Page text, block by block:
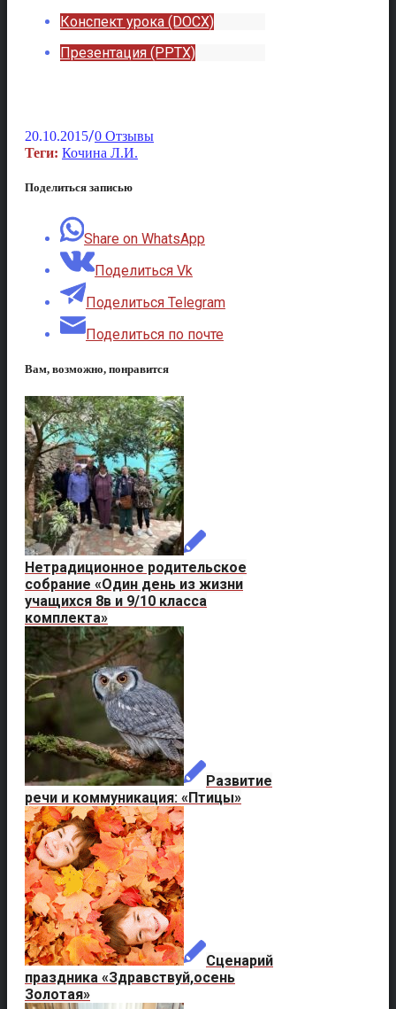
Конспект урока (DOCX)
Презентация (PPTX)
20.10.2015/0 Отзывы
Теги: Кочина Л.И.
Поделиться записью
Share on WhatsApp
Поделиться Vk
Поделиться Telegram
Поделиться по почте
Вам, возможно, понравится
Нетрадиционное родительское
собрание «Один день из жизни
учащихся 8в и 9/10 класса
комплекта»
Развитие
речи и коммуникация: «Птицы»
Сценарий
праздника «Здравствуй,осень
Золотая»